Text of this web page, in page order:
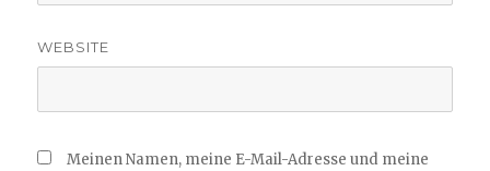
WEBSITE
Meinen Namen, meine E-Mail-Adresse und meine